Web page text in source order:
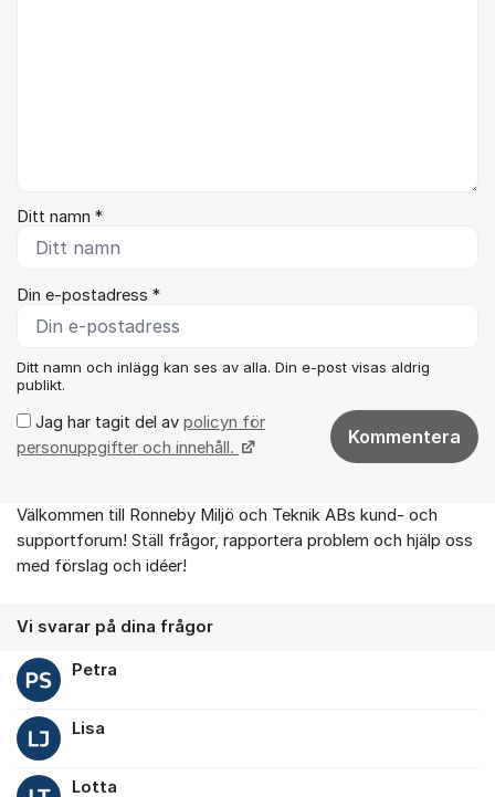
Ditt namn *
Din e-postadress *
Ditt namn och inlägg kan ses av alla. Din e-post visas aldrig
publikt.
Jag har tagit del av policyn för
personuppgifter och innehåll.
Kommentera
Om forumet
Välkommen till Ronneby Miljö och Teknik ABs kund- och
supportforum! Ställ frågor, rapportera problem och hjälp oss
med förslag och idéer!
Vi svarar på dina frågor
Petra
Lisa
Lotta